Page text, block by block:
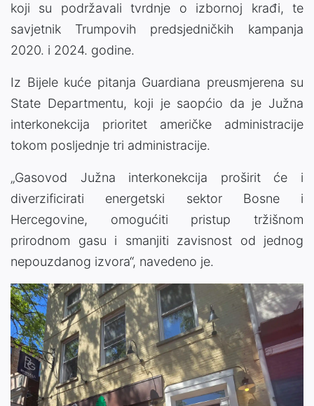
koji su podržavali tvrdnje o izbornoj krađi, te
savjetnik Trumpovih predsjedničkih kampanja
2020. i 2024. godine.
Iz Bijele kuće pitanja Guardiana preusmjerena su
State Departmentu, koji je saopćio da je Južna
interkonekcija prioritet američke administracije
tokom posljednje tri administracije.
„Gasovod Južna interkonekcija proširit će i
diverzificirati energetski sektor Bosne i
Hercegovine, omogućiti pristup tržišnom
prirodnom gasu i smanjiti zavisnost od jednog
nepouzdanog izvora“, navedeno je.